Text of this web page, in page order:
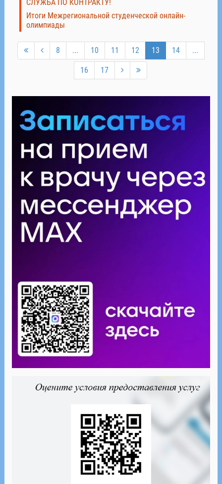
СЛУЖБА ПО КОНТРАКТУ!
Итоги Межрегиональной студенческой онлайн-
олимпиады
8 ... 10 11 12 13 14 ...
16 17